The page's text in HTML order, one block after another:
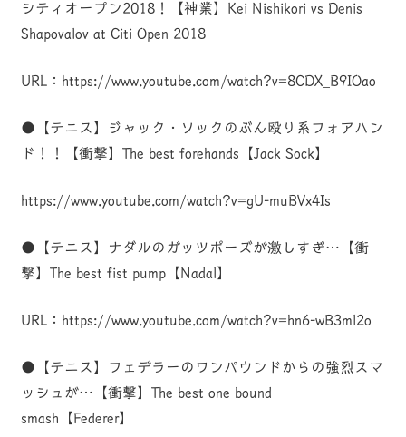
シティオープン2018！【神業】Kei Nishikori vs Denis
Shapovalov at Citi Open 2018
URL：https://www.youtube.com/watch?v=8CDX_B9IOao
●【テニス】ジャック・ソックのぶん殴り系フォアハン
ド！！【衝撃】The best forehands【Jack Sock】
https://www.youtube.com/watch?v=gU-muBVx4Is
●【テニス】ナダルのガッツポーズが激しすぎ…【衝
撃】The best fist pump【Nadal】
URL：https://www.youtube.com/watch?v=hn6-wB3ml2o
●【テニス】フェデラーのワンパウンドからの強烈スマ
ッシュが…【衝撃】The best one bound
smash【Federer】